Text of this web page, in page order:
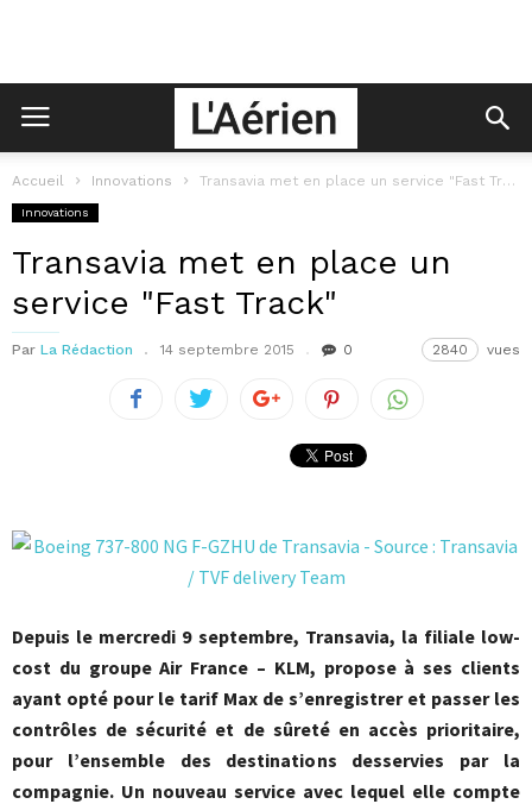
Accueil Innovations Transavia met en place un service "Fast Track"
Innovations
Transavia met en place un
service "Fast Track"
Par La Rédaction 14 septembre 2015 0 2840 vues
Depuis le mercredi 9 septembre, Transavia, la filiale low-
cost du groupe Air France – KLM, propose à ses clients
ayant opté pour le tarif Max de s’enregistrer et passer les
contrôles de sécurité et de sûreté en accès prioritaire,
pour l’ensemble des destinations desservies par la
compagnie. Un nouveau service avec lequel elle compte